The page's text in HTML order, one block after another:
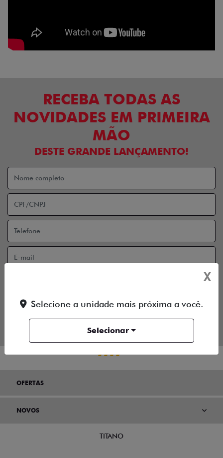
RECEBA TODAS AS
NOVIDADES EM PRIMEIRA
MÃO
DESTE GRANDE LANÇAMENTO!
OFERTAS
NOVOS
TITANO
X
Selecione a unidade mais próxima a você.
Selecionar